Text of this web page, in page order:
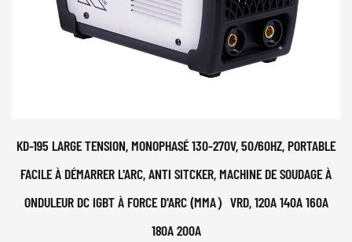
KD-195 LARGE TENSION, MONOPHASÉ 130-270V, 50/60HZ, PORTABLE
FACILE À DÉMARRER L'ARC, ANTI SITCKER, MACHINE DE SOUDAGE À
ONDULEUR DC IGBT À FORCE D'ARC (MMA）VRD, 120A 140A 160A
180A 200A